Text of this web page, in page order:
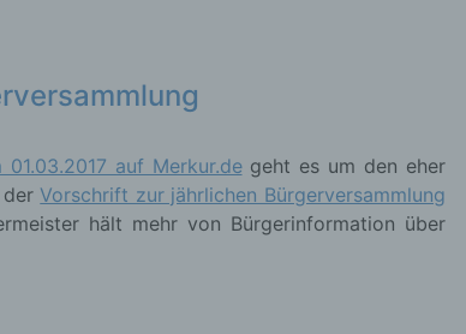
auf Merkur.degeht es um den eher
derVorschrift zur jährlichen Bürgerversammlung
hält mehr von Bürgerinformation über